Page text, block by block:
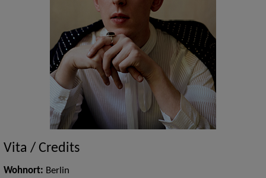
Vita / Credits
Wohnort: Berlin